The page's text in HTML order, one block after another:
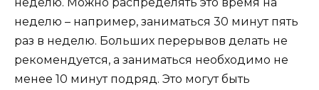
неделю – например, заниматься 30 минут пять
раз в неделю. Больших перерывов делать не
рекомендуется, а заниматься необходимо не
менее 10 минут подряд. Это могут быть